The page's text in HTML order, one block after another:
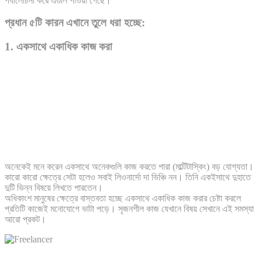
প্রধান ৫টি কারন এখানে তুলে ধরা হচ্ছে:
1. একসাথে একাধিক কাজ করা
অনেকেই মনে করেন একসাথে অনেকগুলি কাজ করতে পারা (মাল্টিটাস্কিং) বড় যোগ্যতা।
কারো কারো ক্ষেত্রে সেটা হলেও সবাই লিওনার্দো দা ভিঞ্চি নন। তিনি একইসাথে দুহাতে
দুটি ভিন্ন বিষয়ে লিখতে পারতেন।
অধিকাংশ মানুষের ক্ষেত্রে বাস্তবতা হচ্ছে একসাথে একাধিক কাজ করার চেষ্টা করলে
প্রতিটি কাজেই মনোযোগে ভাটা পড়ে। সৃজনশীল কাজ যেখানে বিষয় সেখানে এই সমস্যা
আরো প্রকট।